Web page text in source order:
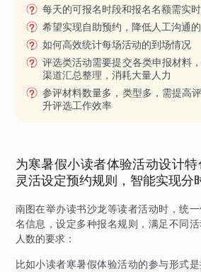
每天的可报名时段和报名名额需实
希望实现自助预约，降低人工沟通
如何高效统计每场活动的到场情况
评选类活动需要提交各类申报材料
渠道汇总整理，消耗大量人力
参评材料数量多，类型多，需提高
升评选工作效率
为寒暑假小读者体验活动设计特
灵活设定预约规则，智能实现分
南图在举办读书沙龙等读者活动时，统
名信息，设定多种报名规则，满足不同
人数的要求：
比如小读者寒暑假体验活动的参与形式